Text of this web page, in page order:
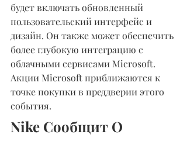
будет включать обновленный
пользовательский интерфейс и
дизайн. Он также может обеспечить
более глубокую интеграцию с
облачными сервисами Microsoft.
Акции Microsoft приближаются к
точке покупки в преддверии этого
события.
Nike Сообщит О